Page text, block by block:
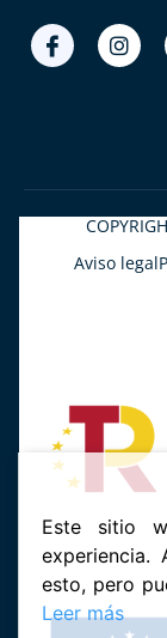
Aviso legal
Este sitio
experiencia.
esto, pero
Leer más